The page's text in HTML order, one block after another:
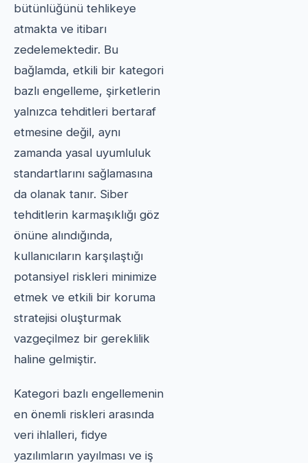
bütünlüğünü tehlikeye
atmakta ve itibarı
zedelemektedir. Bu
bağlamda, etkili bir kategori
bazlı engelleme, şirketlerin
yalnızca tehditleri bertaraf
etmesine değil, aynı
zamanda yasal uyumluluk
standartlarını sağlamasına
da olanak tanır. Siber
tehditlerin karmaşıklığı göz
önüne alındığında,
kullanıcıların karşılaştığı
potansiyel riskleri minimize
etmek ve etkili bir koruma
stratejisi oluşturmak
vazgeçilmez bir gereklilik
haline gelmiştir.
Kategori bazlı engellemenin
en önemli riskleri arasında
veri ihlalleri, fidye
yazılımların yayılması ve iş